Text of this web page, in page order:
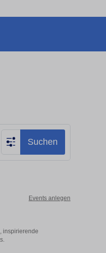
Suchen
Events anlegen
inspirierende